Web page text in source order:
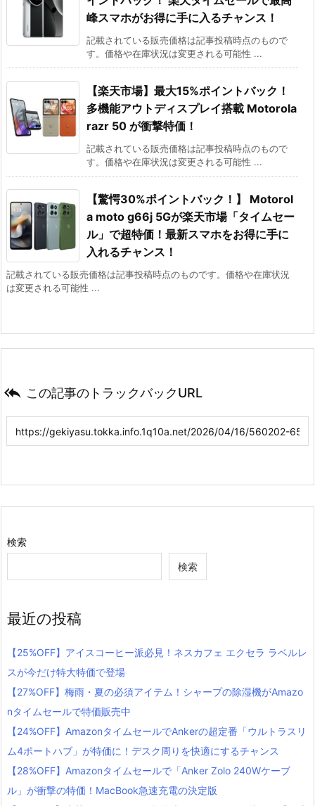
峰スマホがお得に手に入るチャンス！
記載されている販売価格は記事投稿時点のもので
す。価格や在庫状況は変更される可能性 ...
【楽天市場】最大15%ポイントバック！
多機能アウトディスプレイ搭載 Motorola
razr 50 が衝撃特価！
記載されている販売価格は記事投稿時点のもので
す。価格や在庫状況は変更される可能性 ...
【驚愕30%ポイントバック！】 Motorol
a moto g66j 5Gが楽天市場「タイムセー
ル」で超特価！最新スマホをお得に手に
入れるチャンス！
記載されている販売価格は記事投稿時点のものです。価格や在庫状況
は変更される可能性 ...
 この記事のトラックバックURL
検索
検索
最近の投稿
【25%OFF】アイスコーヒー派必見！ネスカフェ エクセラ ラベルレ
スが今だけ特大特価で登場
【27%OFF】梅雨・夏の必須アイテム！シャープの除湿機がAmazo
nタイムセールで特価販売中
【24%OFF】AmazonタイムセールでAnkerの超定番「ウルトラスリ
ム4ポートハブ」が特価に！デスク周りを快適にするチャンス
【28%OFF】Amazonタイムセールで「Anker Zolo 240Wケーブ
ル」が衝撃の特価！MacBook急速充電の決定版